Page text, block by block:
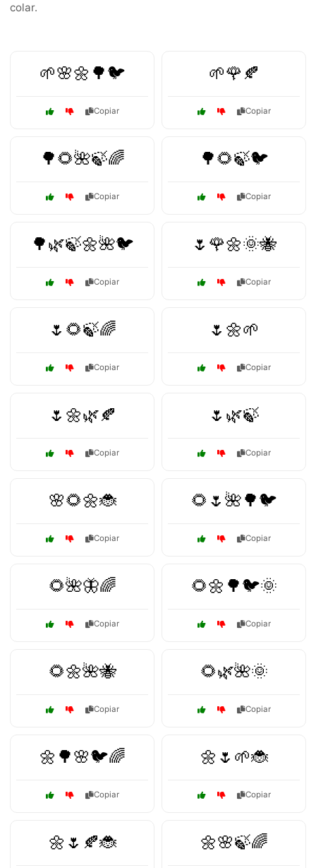
colar.
🌱🌸🌼🌳🐦
Copiar
🌱🌹🍂
Copiar
🌳🌻🌺🍃🌈
Copiar
🌳🌻🍃🐦
Copiar
🌳🌿🍃🌼🌺🐦
Copiar
🌷🌹🌼🌞🐝
Copiar
🌷🌻🍃🌈
Copiar
🌷🌼🌱
Copiar
🌷🌼🌿🍂
Copiar
🌷🌿🍃
Copiar
🌸🌻🌼🐞
Copiar
🌻🌷🌺🌳🐦
Copiar
🌻🌺🦋🌈
Copiar
🌻🌼🌳🐦🌞
Copiar
🌻🌼🌺🐝
Copiar
🌻🌿🌺🌞
Copiar
🌼🌳🌸🐦🌈
Copiar
🌼🌷🌱🐞
Copiar
🌼🌷🍂🐞 🌼🌸🍃🌈